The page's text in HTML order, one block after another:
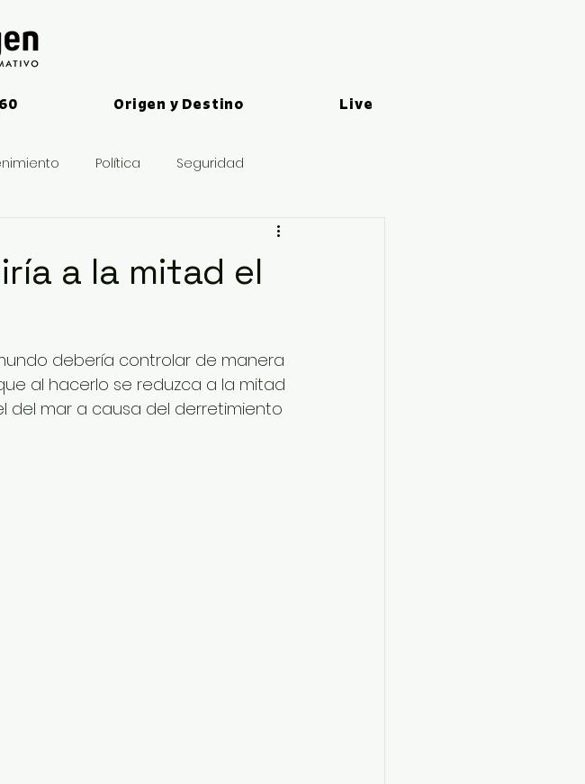
Origen y Destino Live
Política Seguridad
a la mitad el
debería controlar de manera
al hacerlo se reduzca a la mitad
del mar a causa del derretimiento